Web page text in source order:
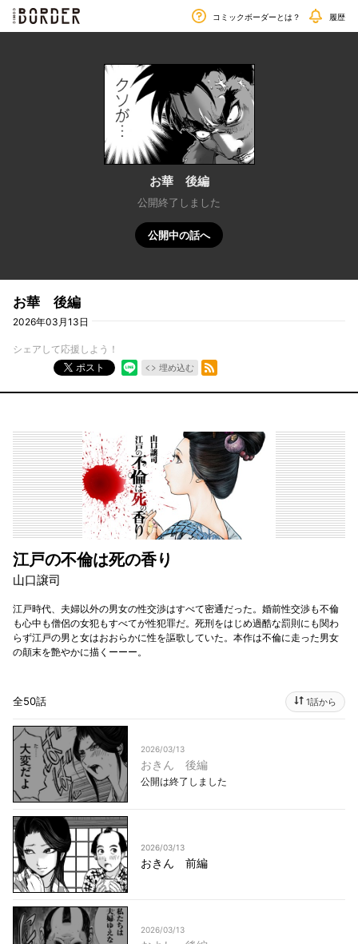
border
毎週金曜日更新!! コミックボーダーとは？ 履歴
お華 後編
公開終了しました
公開中の話へ
お華 後編
2026年03月13日
シェアして応援しよう！
ポスト
埋め込む
RSSフィード
江戸の不倫は死の香り
山口譲司
江戸時代、夫婦以外の男女の性交渉はすべて密通だった。婚前性交渉も不倫
も心中も僧侶の女犯もすべてが性犯罪だ。死刑をはじめ過酷な罰則にも関わ
らず江戸の男と女はおおらかに性を謳歌していた。本作は不倫に走った男女
の顛末を艶やかに描くーーー。
全50話 1話から
2026/03/13
おきん 後編
公開は終了しました
2026/03/13
おきん 前編
2026/03/13